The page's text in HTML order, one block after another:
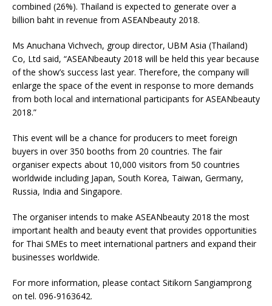
combined (26%). Thailand is expected to generate over a
billion baht in revenue from ASEANbeauty 2018.
Ms Anuchana Vichvech, group director, UBM Asia (Thailand)
Co, Ltd said, “ASEANbeauty 2018 will be held this year because
of the show’s success last year. Therefore, the company will
enlarge the space of the event in response to more demands
from both local and international participants for ASEANbeauty
2018.”
This event will be a chance for producers to meet foreign
buyers in over 350 booths from 20 countries. The fair
organiser expects about 10,000 visitors from 50 countries
worldwide including Japan, South Korea, Taiwan, Germany,
Russia, India and Singapore.
The organiser intends to make ASEANbeauty 2018 the most
important health and beauty event that provides opportunities
for Thai SMEs to meet international partners and expand their
businesses worldwide.
For more information, please contact Sitikorn Sangiamprong
on tel. 096-9163642.